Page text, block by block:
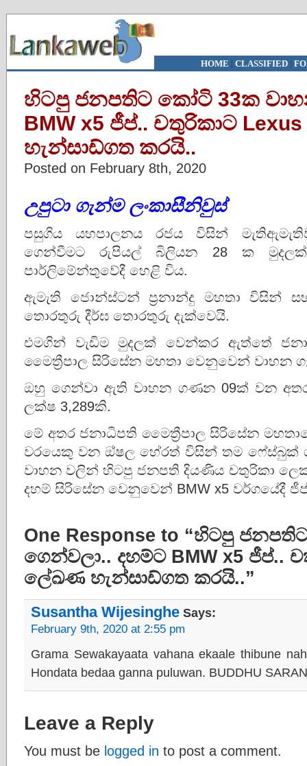
HOME | CLASSIFIED|
හිටපු ජනපතිට කෝටි 33ක
BMW x5 ජීප්.. චතුරිකාට
හැන්සාඩ්ගත කරයි..
Posted on February 8th, 2020
උපුටා ගැන්ම ලංකාසීනිවුස්
පසුගිය යහපාලනය රජය විසින්
ගෙන්වීමට රුපියල් බිලියන 28 ක
පාර්ලිමේන්තුවේදී හෙළි විය.
ඇමැති ජොන්ස්ටන් ප්‍රනාන්දු මහතා විසින්
තොරතුරු දීර්ඝ තොරතුරු දැක්වෙයි.
එමගින් වැඩිම මුදලක් වෙන්කර ඇත්තේ
මෛත්‍රීපාල සිරිසේන මහතා වෙනුවෙන් වාහන
ඔහු ගෙන්වා ඇති වාහන ගණන 09ක් වන
ලක්ෂ 3,289කි.
මේ අතර ජනාධිපති මෛත්‍රීපාල සිරිසේන
වරයෙකු වන ඔ්ෂල හේරත් විසින් තම
වාහන වලින් හිටපු ජනපති දියණිය චතුරිකා
දහම් සිරිසේන වෙනුවෙන් BMW x5 වර්ගයේදී
One Response to “හිටපු
ගෙන්වලා.. දහම්ට BMW x5 ජීප්..
ලේඛණ හැන්සාඩ්ගත කරයි..”
Susantha Wijesinghe Says:
February 9th, 2020 at 2:55 pm
Grama Sewakayaata vahana ekaale thibune
Hondata bedaa ganna puluwan. BUDDHU
Leave a Reply
You must be logged in to post a comment.